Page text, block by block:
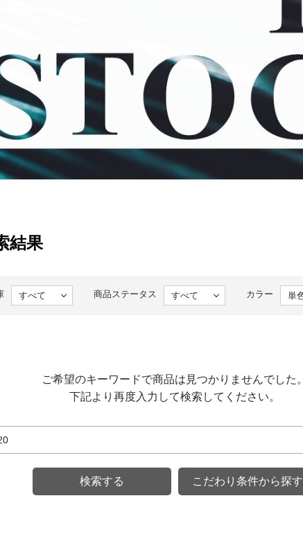
結果
商品ステータス カラー
ご希望のキーワードで商品は見つかりませんでした。
下記より再度入力して検索してください。
こだわり条件から探す